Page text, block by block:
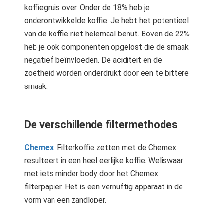
koffiegruis over. Onder de 18% heb je
onderontwikkelde koffie. Je hebt het potentieel
van de koffie niet helemaal benut. Boven de 22%
heb je ook componenten opgelost die de smaak
negatief beïnvloeden. De aciditeit en de
zoetheid worden onderdrukt door een te bittere
smaak.
De verschillende filtermethodes
Chemex: Filterkoffie zetten met de Chemex
resulteert in een heel eerlijke koffie. Weliswaar
met iets minder body door het Chemex
filterpapier. Het is een vernuftig apparaat in de
vorm van een zandloper.